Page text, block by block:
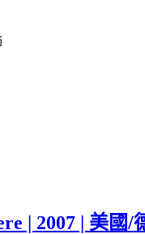
| 2007 | 美國